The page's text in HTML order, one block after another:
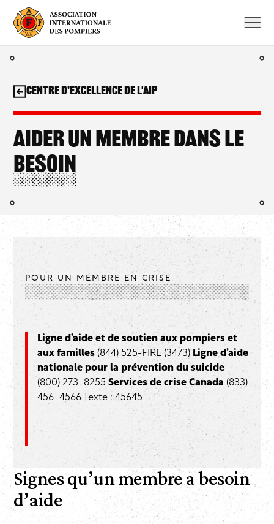
contenu
Aider un membre dans le
besoin
Centre d’excellence de l'AIP
POUR UN MEMBRE EN CRISE
Ligne d’aide et de soutien aux pompiers et
aux familles (844) 525-FIRE (3473)Ligne d’aide
nationale pour la prévention du suicide
(800) 273-8255 Services de crise Canada (833)
456-4566 Texte : 45645
Signes qu’un membre a besoin
d’aide